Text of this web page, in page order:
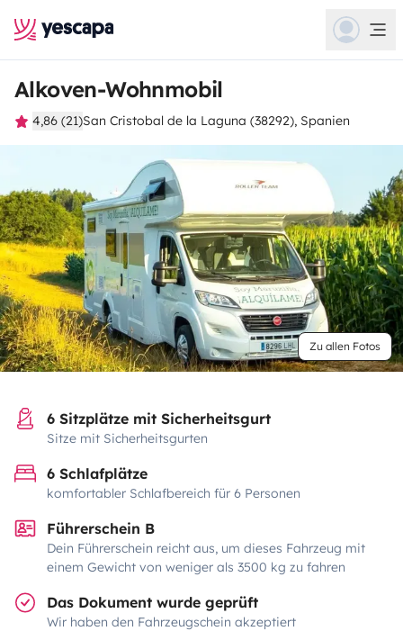
Alkoven-Wohnmobil
4,86 (21)San Cristobal de la Laguna (38292), Spanien
Zu allen Fotos
6 Sitzplätze mit Sicherheitsgurt
Sitze mit Sicherheitsgurten
6 Schlafplätze
komfortabler Schlafbereich für 6 Personen
Führerschein B
Dein Führerschein reicht aus, um dieses Fahrzeug mit
einem Gewicht von weniger als 3500 kg zu fahren
Das Dokument wurde geprüft
Wir haben den Fahrzeugschein akzeptiert